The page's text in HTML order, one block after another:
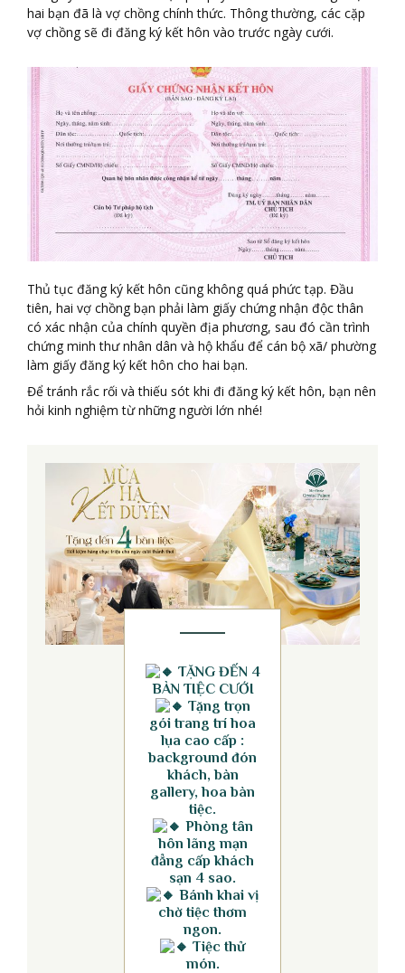
hai bạn đã là vợ chồng chính thức. Thông thường, các cặp
vợ chồng sẽ đi đăng ký kết hôn vào trước ngày cưới.
Thủ tục đăng ký kết hôn cũng không quá phức tạp. Đầu
tiên, hai vợ chồng bạn phải làm giấy chứng nhận độc thân
có xác nhận của chính quyền địa phương, sau đó cần trình
chứng minh thư nhân dân và hộ khẩu để cán bộ xã/ phường
làm giấy đăng ký kết hôn cho hai bạn.
Để tránh rắc rối và thiếu sót khi đi đăng ký kết hôn, bạn nên
hỏi kinh nghiệm từ những người lớn nhé!
TẶNG ĐẾN 4
BÀN TIỆC CƯỚI
Tặng trọn
gói trang trí hoa
lụa cao cấp :
background đón
khách, bàn
gallery, hoa bàn
tiệc.
Phòng tân
hôn lãng mạn
đẳng cấp khách
sạn 4 sao.
Bánh khai vị
chờ tiệc thơm
ngon.
Tiệc thử
món.